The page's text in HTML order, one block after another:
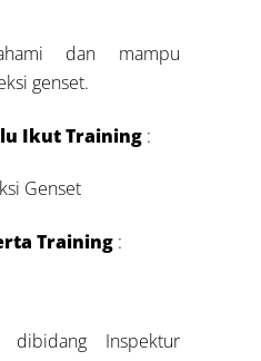
dan mampu
genset.
Ikut Training :
Genset
Training :
dibidang Inspektur